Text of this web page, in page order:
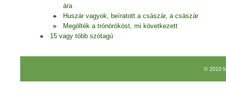
ára
Huszár vagyok, beíratott a császár, a császár
Megölték a trónörököst, mi következett
15 vagy több szótagú
© 2010